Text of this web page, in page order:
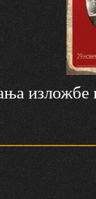
изложбе